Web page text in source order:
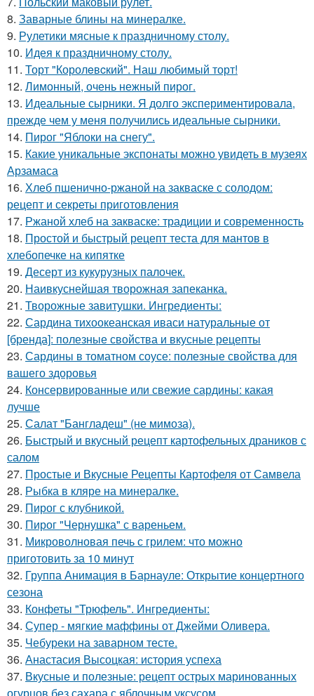
8. Заварные блины на минералке.
9. Рулетики мясные к праздничному столу.
10. Идея к праздничному столу.
11. Торт "Королeвcкий". Наш любимый торт!
12. Лимонный, очень нежный пирог.
13. Идеальные сырники. Я долго экспериментировала,
прежде чем у меня получились идеальные сырники.
14. Пирог "Яблоки на снегу".
15. Какие уникальные экспонаты можно увидеть в музеях
Арзамаса
16. Хлеб пшенично-ржаной на закваске с солодом:
рецепт и секреты приготовления
17. Ржаной хлеб на закваске: традиции и современность
18. Простой и быстрый рецепт теста для мантов в
хлебопечке на кипятке
19. Десерт из кукурузных палочек.
20. Наивкуснейшая творожная запеканка.
21. Творожные завитушки. Ингредиенты:
22. Сардина тихоокеанская иваси натуральные от
[бренда]: полезные свойства и вкусные рецепты
23. Сардины в томатном соусе: полезные свойства для
вашего здоровья
24. Консервированные или свежие сардины: какая
лучше
25. Салат "Бангладеш" (не мимоза).
26. Быстрый и вкусный рецепт картофельных драников с
салом
27. Простые и Вкусные Рецепты Картофеля от Самвела
28. Рыбка в кляре на минералке.
29. Пирог с клубникой.
30. Пирог "Чернушка" с вареньем.
31. Микроволновая печь с грилем: что можно
приготовить за 10 минут
32. Группа Анимация в Барнауле: Открытие концертного
сезона
33. Конфеты "Трюфель". Ингредиенты:
34. Супер - мягкие маффины от Джейми Оливера.
35. Чебуреки на заварном тесте.
36. Анастасия Высоцкая: история успеха
37. Вкусные и полезные: рецепт острых маринованных